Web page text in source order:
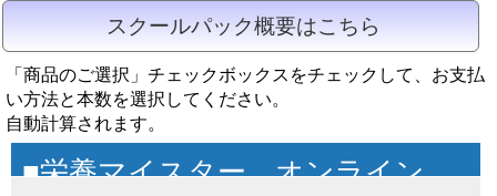
スクールパック概要はこちら
「商品のご選択」チェックボックスをチェックして、お支払
い方法と本数を選択してください。
自動計算されます。
■栄養マイスター オンライン